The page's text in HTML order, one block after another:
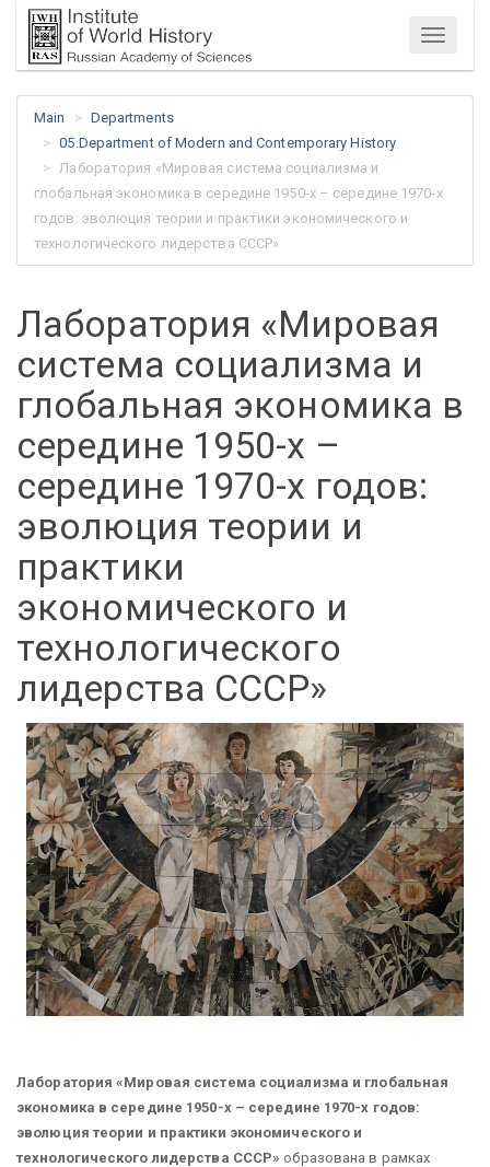
Menu
Main
Departments
05.Department of Modern and Contemporary History
Лаборатория «Мировая система социализма и
глобальная экономика в середине 1950-х – середине 1970-х
годов: эволюция теории и практики экономического и
технологического лидерства СССР»
Лаборатория «Мировая
система социализма и
глобальная экономика в
середине 1950-х –
середине 1970-х годов:
эволюция теории и
практики
экономического и
технологического
лидерства СССР»
Лаборатория «Мировая система социализма и глобальная
экономика в середине 1950-х – середине 1970-х годов:
эволюция теории и практики экономического и
технологического лидерства СССР» образована в рамках